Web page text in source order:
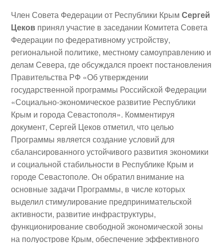
Член Совета Федерации от Республики КрымСергей
Цеков принял участие в заседании Комитета Совета
Федерации по федеративному устройству,
региональной политике, местному самоуправлению и
делам Севера, где обсуждался проект постановления
Правительства РФ «Об утверждении
государственной программы Российской Федерации
«Социально-экономическое развитие Республики
Крым и города Севастополя». Комментируя
документ, Сергей Цеков отметил, что целью
Программы является создание условий для
сбалансированного устойчивого развития экономики
и социальной стабильности в Республике Крым и
городе Севастополе. Он обратил внимание на
основные задачи Программы, в числе которых
выделил стимулирование предпринимательской
активности, развитие инфраструктуры,
функционирование свободной экономической зоны
на полуострове Крым, обеспечение эффективного